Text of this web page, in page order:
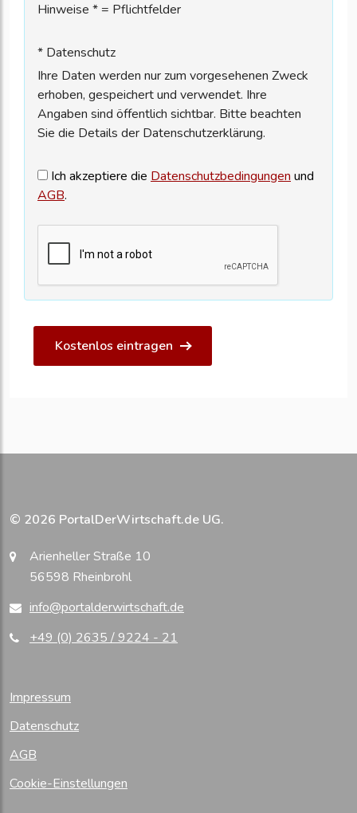
Hinweise * = Pflichtfelder
* Datenschutz
Ihre Daten werden nur zum vorgesehenen Zweck
erhoben, gespeichert und verwendet. Ihre
Angaben sind öffentlich sichtbar. Bitte beachten
Sie die Details der Datenschutzerklärung.
Ich akzeptiere die Datenschutzbedingungen und
AGB.
Kostenlos eintragen
© 2026 PortalDerWirtschaft.de UG.
Arienheller Straße 10
56598 Rheinbrohl
info@portalderwirtschaft.de
+49 (0) 2635 / 9224 - 21
Impressum
Datenschutz
AGB
Cookie-Einstellungen